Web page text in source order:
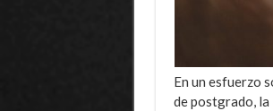
En un esfuerzo
de postgrado, la